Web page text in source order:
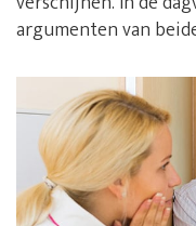
argumenten van